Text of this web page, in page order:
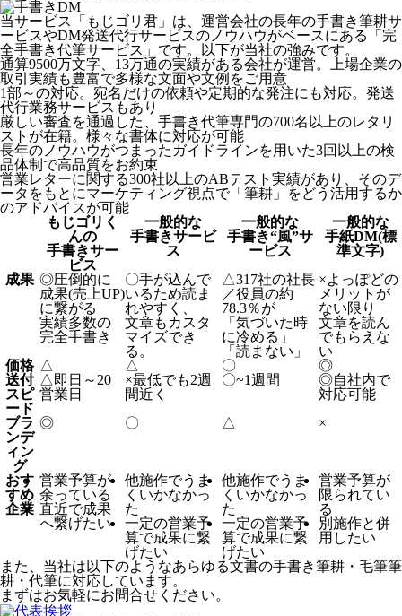
当サービス「もじゴリ君」は、運営会社の長年の手書き筆耕サ
ービスやDM発送代行サービスのノウハウがベースにある「完
全手書き代筆サービス」です。以下が当社の強みです。
通算9500万文字、13万通の実績がある会社が運営。上場企業の
取引実績も豊富で多様な文面や文例をご用意
1部～の対応。宛名だけの依頼や定期的な発注にも対応。発送
代行業務サービスもあり
厳しい審査を通過した、手書き代筆専門の700名以上のレタリ
ストが在籍。様々な書体に対応が可能
長年のノウハウがつまったガイドラインを用いた3回以上の検
品体制で高品質をお約束
営業レターに関する300社以上のABテスト実績があり、そのデ
ータをもとにマーケティング視点で「筆耕」をどう活用するか
のアドバイスが可能
もじゴリく
んの
手書きサー
ビス
一般的な
手書きサービ
ス
一般的な
手書き“風”サ
ービス
一般的な
手紙DM(標
準文字)
成果 ◎圧倒的に
成果(売上UP)
に繋がる
実績多数の
完全手書き
〇手が込んで
いるため読ま
れやすく、
文章もカスタ
マイズでき
る。
△317社の社長
／役員の約
78.3％が
「気づいた時
に冷める」
「読まない」
×よっぽどの
メリットが
ない限り
文章を読ん
でもらえな
い
価格 △ △ 〇
◎
送付
スピ
ード
△ 即日～20
営業日
×最低でも2週
間近く
〇~1週間 ◎自社内で
対応可能
ブラ
ンデ
ィン
グ
◎ 〇 △ ×
おす
すめ
企業
営業予算が
余っている
直近で成果
へ繋げたい
他施作でうま
くいかなかっ
た
一定の営業予
算で成果に繋
げたい
他施作でうま
くいかなかっ
た
一定の営業予
算で成果に繋
げたい
営業予算が
限られてい
る
別施作と併
用したい
また、当社は以下のようなあらゆる文書の手書き筆耕・毛筆筆
耕・代筆に対応しています。
まずはお気軽にお問合せください。